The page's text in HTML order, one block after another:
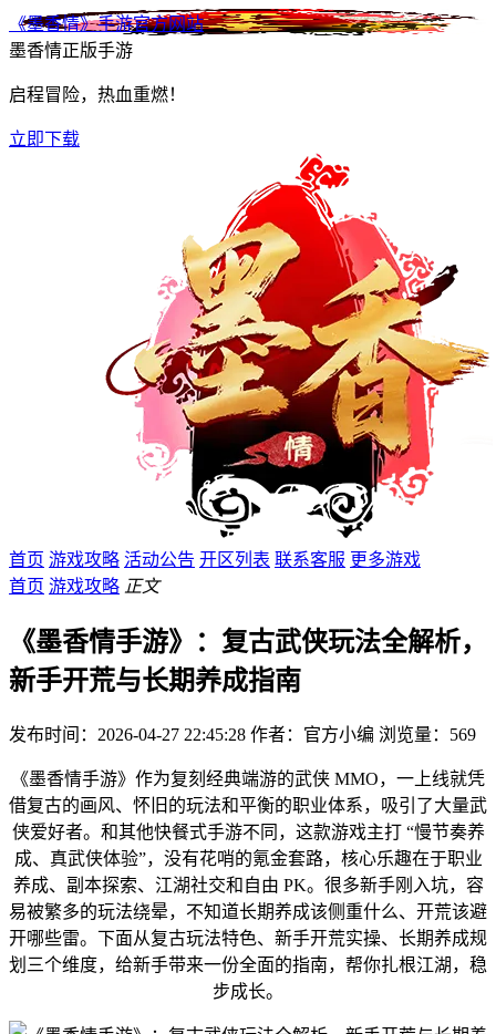
《墨香情》手游官方网站
墨香情正版手游
启程冒险，热血重燃！
立即下载
首页 游戏攻略 活动公告 开区列表 联系客服 更多游戏
首页 游戏攻略 正文
《墨香情手游》：复古武侠玩法全解析，
新手开荒与长期养成指南
发布时间：2026-04-27 22:45:28 作者：官方小编 浏览量： 569
《墨香情手游》作为复刻经典端游的武侠 MMO，一上线就凭
借复古的画风、怀旧的玩法和平衡的职业体系，吸引了大量武
侠爱好者。和其他快餐式手游不同，这款游戏主打 “慢节奏养
成、真武侠体验”，没有花哨的氪金套路，核心乐趣在于职业
养成、副本探索、江湖社交和自由 PK。很多新手刚入坑，容
易被繁多的玩法绕晕，不知道长期养成该侧重什么、开荒该避
开哪些雷。下面从复古玩法特色、新手开荒实操、长期养成规
划三个维度，给新手带来一份全面的指南，帮你扎根江湖，稳
步成长。